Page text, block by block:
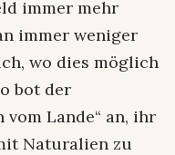
immer mehr
immer weniger
wo dies möglich
bot der
vom Lande“ an, ihr
Naturalien zu